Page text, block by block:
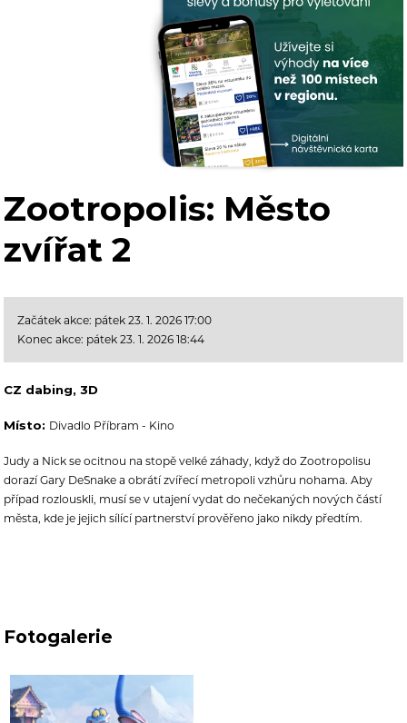
Zootropolis: Město
zvířat 2
Začátek akce: pátek 23. 1. 2026 17:00
Konec akce: pátek 23. 1. 2026 18:44
CZ dabing, 3D
Místo: Divadlo Příbram - Kino
Judy a Nick se ocitnou na stopě velké záhady, když do Zootropolisu
dorazí Gary De`Snake a obrátí zvířecí metropoli vzhůru nohama. Aby
případ rozlouskli, musí se v utajení vydat do nečekaných nových částí
města, kde je jejich sílící partnerství prověřeno jako nikdy předtím.
Fotogalerie